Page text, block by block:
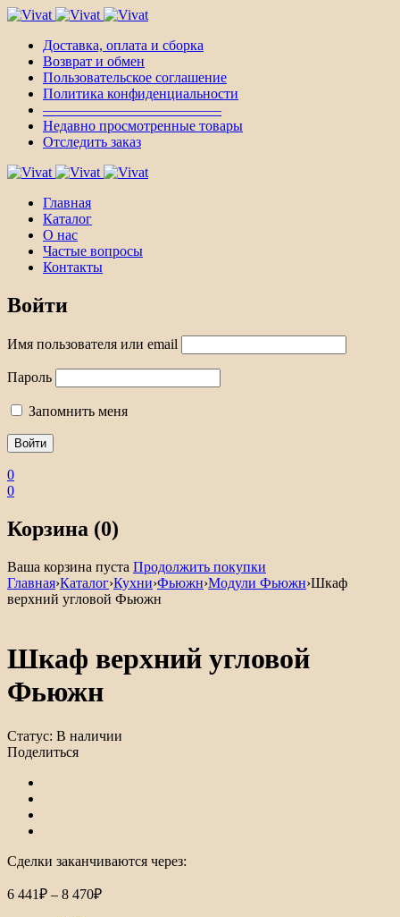
Доставка, оплата и сборка
Возврат и обмен
Пользовательское соглашение
Политика конфиденциальности
————————————–
Недавно просмотренные товары
Отследить заказ
Главная
Каталог
О нас
Частые вопросы
Контакты
Войти
Имя пользователя или email
Пароль
Запомнить меня
0
0
Корзина (0)
Ваша корзина пуста Продолжить покупки
Главная›Каталог›Кухни›Фьюжн›Модули Фьюжн›Шкаф
верхний угловой Фьюжн
Шкаф верхний угловой
Фьюжн
Статус: В наличии
Поделиться
Сделки заканчиваются через:
6 441₽ – 8 470₽Диапазон